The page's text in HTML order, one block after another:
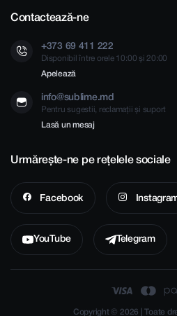
Contactează-ne
+373 69 411 222
Disponibil între orele 10:00 și 20:00
Apelează
info@sublime.md
Pentru sugestii, reclamații și suport
Lasă un mesaj
Urmărește-ne pe rețelele sociale
Facebook
YouTube Telegram
Copyright © 2026 | Toate